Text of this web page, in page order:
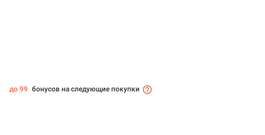
до 99 бонусов на следующие покупки